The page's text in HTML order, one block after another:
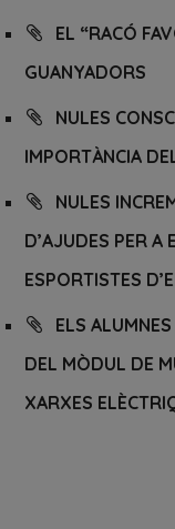
EL “RACÓ
GUANYADORS
NULES
IMPORTÀNCIA
NULES
D’AJUDES PER A
ESPORTISTES
ELS ALUMNES
DEL MÒDUL DE
XARXES